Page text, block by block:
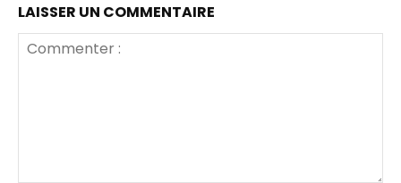
LAISSER UN COMMENTAIRE